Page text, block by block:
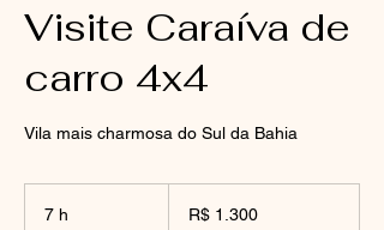
Visite Caraíva de
carro 4x4
Vila mais charmosa do Sul da Bahia
7 h
brasileiros
R$ 1.300